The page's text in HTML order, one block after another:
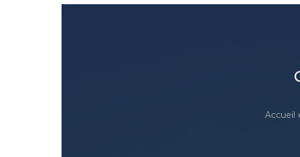
Accueil